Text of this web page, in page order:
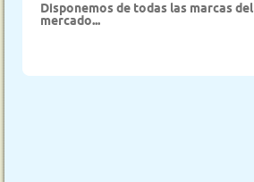
Disponemos de todas las marcas del
mercado...